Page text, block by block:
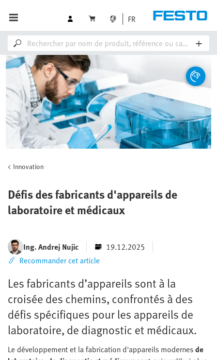
FR
Innovation
Défis des fabricants d'appareils de
laboratoire et médicaux
Ing. Andrej Nujic
19.12.2025
Recommander cet article
Les fabricants d’appareils sont à la
croisée des chemins, confrontés à des
défis spécifiques pour les appareils de
laboratoire, de diagnostic et médicaux.
Le développement et la fabrication d'appareils modernesde